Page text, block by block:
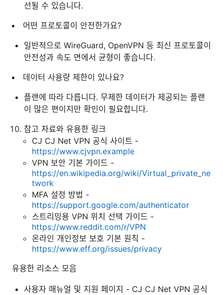
선될 수 있습니다.
어떤 프로토콜이 안전한가요?
일반적으로 WireGuard, OpenVPN 등 최신 프로토콜이
안전성과 속도 면에서 균형이 좋습니다.
데이터 사용량 제한이 있나요?
플랜에 따라 다릅니다. 무제한 데이터가 제공되는 플랜
이 많은 편이지만 확인이 필요합니다.
참고 자료와 유용한 링크
CJ CJ Net VPN 공식 사이트 -
https://www.cjvpn.example
VPN 보안 기본 가이드 -
https://en.wikipedia.org/wiki/Virtual_private_ne
twork
MFA 설정 방법 -
https://support.google.com/authenticator
스트리밍용 VPN 위치 선택 가이드 -
https://www.reddit.com/r/VPN
온라인 개인정보 보호 기본 원칙 -
https://www.eff.org/issues/privacy
유용한 리소스 모음
사용자 매뉴얼 및 지원 페이지 - CJ CJ Net VPN 공식